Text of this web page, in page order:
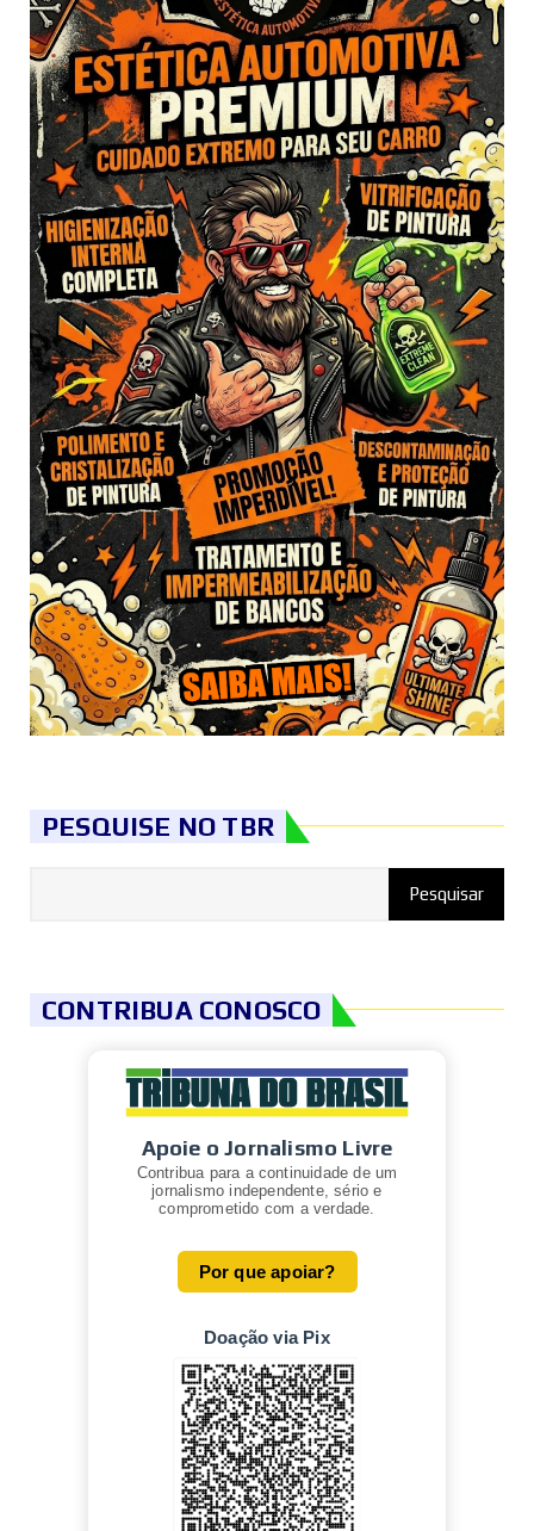
PESQUISE NO TBR
CONTRIBUA CONOSCO
Apoie o Jornalismo Livre
Contribua para a continuidade de um
jornalismo independente, sério e
comprometido com a verdade.
Por que apoiar?
Doação via Pix